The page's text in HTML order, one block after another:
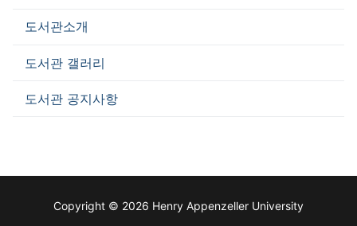
도서관소개
도서관 갤러리
도서관 공지사항
Copyright © 2026 Henry Appenzeller University